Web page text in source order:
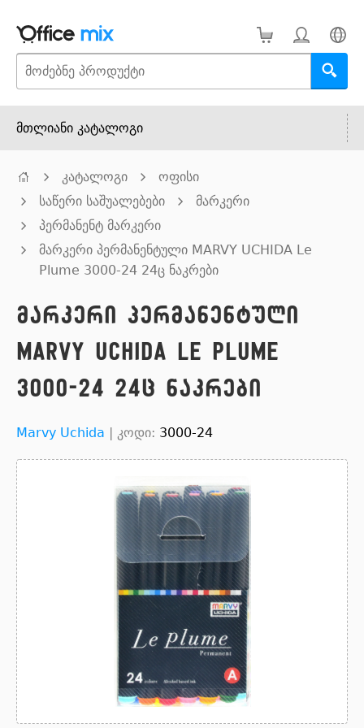
მთლიანი კატალოგი
კატალოგი
ოფისი
საწერი საშუალებები
მარკერი
პერმანენტ მარკერი
მარკერი პერმანენტული MARVY UCHIDA Le
Plume 3000-24 24ც ნაკრები
მარკერი პერმანენტული
MARVY UCHIDA Le Plume
3000-24 24ც ნაკრები
Marvy Uchida | კოდი: 3000-24